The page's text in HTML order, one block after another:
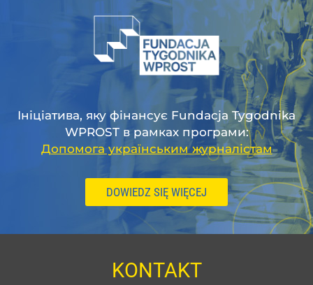
Ініціатива, яку фінансує Fundacja Tygodnika
WPROST в рамках програми:
Допомога українським журналістам
DOWIEDZ SIĘ WIĘCEJ
KONTAKT